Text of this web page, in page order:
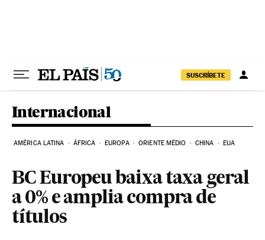
SUSCRÍBETE
Internacional
AMÉRICA LATINA ÁFRICA EUROPA ORIENTE MÉDIO CHINA EUA
BC Europeu baixa taxa geral
a 0% e amplia compra de
títulos